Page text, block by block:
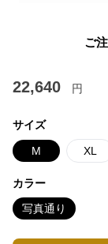
ご
22,640 円
サイズ
M XL
カラー
写真通り